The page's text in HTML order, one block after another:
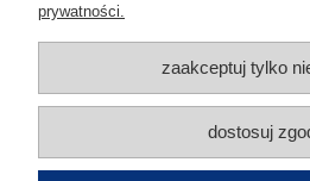
Moje konto
Płatności i
Informacje
prywatności.
zaakceptuj tylko
dostosuj